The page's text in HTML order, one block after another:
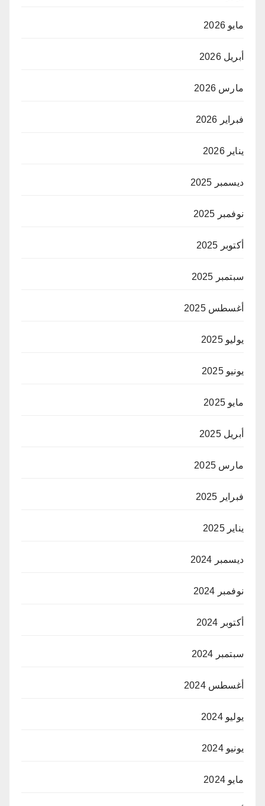
مايو 2026
أبريل 2026
مارس 2026
فبراير 2026
يناير 2026
ديسمبر 2025
نوفمبر 2025
أكتوبر 2025
سبتمبر 2025
أغسطس 2025
يوليو 2025
يونيو 2025
مايو 2025
أبريل 2025
مارس 2025
فبراير 2025
يناير 2025
ديسمبر 2024
نوفمبر 2024
أكتوبر 2024
سبتمبر 2024
أغسطس 2024
يوليو 2024
يونيو 2024
مايو 2024